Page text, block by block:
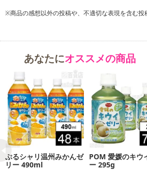
※商品の感想以外の投稿や、不適切な表現を含む投
あなたにオススメの商品
ぷるシャリ温州みかんゼ
リー 490ml
POM 愛媛のキウ
ー 295g